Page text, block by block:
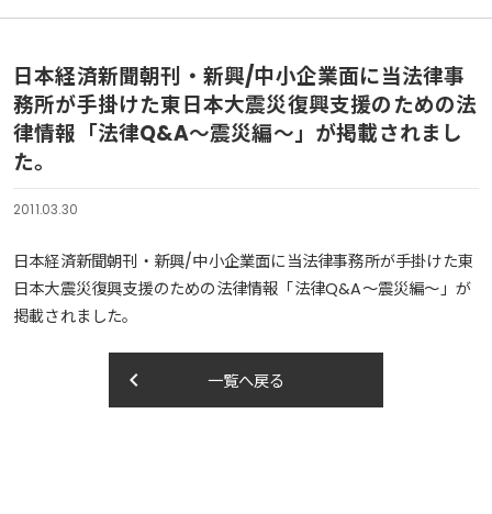
日本経済新聞朝刊・新興/中小企業面に当法律事
務所が手掛けた東日本大震災復興支援のための法
律情報「法律Q&A～震災編～」が掲載されまし
た。
2011.03.30
日本経済新聞朝刊・新興/中小企業面に当法律事務所が手掛けた東
日本大震災復興支援のための法律情報「法律Q&A～震災編～」が
掲載されました。
一覧へ戻る
keyboard_arrow_left